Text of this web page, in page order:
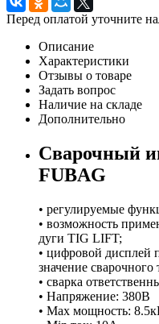
Перед оплатой уточните
Описание
Характеристики
Отзывы о товаре
Задать вопрос
Наличие на складе
Дополнительно
Сварочный
FUBAG
• регулируемые
• возможность
дуги TIG LIFT;
• цифровой дисплей
значение сварочного
• cварка
• Напряжение: 380В
• Мах мощность: